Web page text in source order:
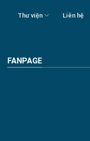
Thư viện Liên hệ
FANPAGE